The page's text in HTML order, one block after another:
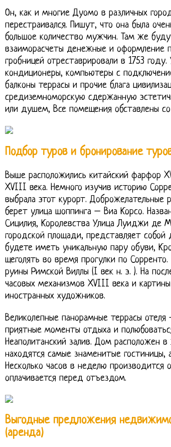
Он, как и многие Дуомо в различных
перестраивался. Пишут, что она была
большое количество мужчин. Там же
взаиморасчеты денежные и оформление
гробницей отреставрировали в 1753
кондиционеры, компьютеры с
балконы террасы и прочие блага
средиземноморскую сдержанную
или душем, Все помещения обставлены
Подбор туров и бронирование
Выше расположились китайский фарфор
XVIII века. Немного изучив историю
выбрала этот курорт. Доброжелательные
берет улица шоппинга – Виа Корсо.
Сицилия, Королевства Улица Луиджи де
городской площади, представляет собой
будете иметь уникальную пару обуви,
щеголять во время прогулки по
руины Римской Виллы (I век н. э. ). На
часовых механизмов XVIII века и
иностранных художников.
Великолепные панорамные террасы
приятные моменты отдыха и
Неаполитанский залив. Дом расположен
находятся самые знаменитые
Несколько часов в неделю производится
оплачивается перед отъездом.
Выгодные предложения
(аренда)